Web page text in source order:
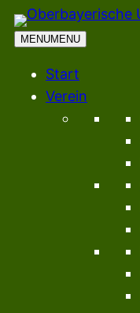
Zum
Inhalt
MENUMENU
Start
Verein